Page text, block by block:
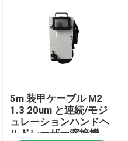
5m 装甲ケーブル M2
1.3 20um と連続/モジ
ュレーションハンドヘ
ルドレーザー溶接機